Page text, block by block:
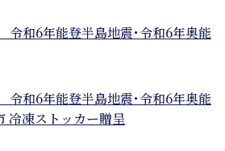
和6年能登半島地震･令和6年奥能
和6年能登半島地震･令和6年奥能
凍ストッカー贈呈